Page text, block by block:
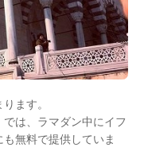
ます。
は、ラマダン中にイフ
無料で提供していま